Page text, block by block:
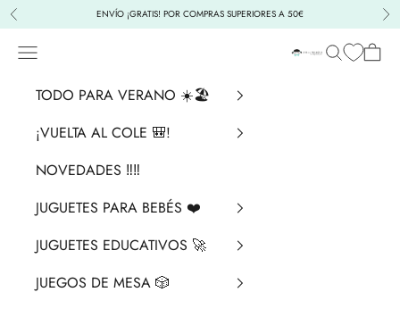
Ir al contenido
Anterior ENVÍO ¡GRATIS! POR COMPRAS SUPERIORES A 50€
La Chata
Menú BuscarCesta
TODO PARA VERANO ☀️🏖️
¡VUELTA AL COLE 🎒!
NOVEDADES ‼️​‼️​
JUGUETES PARA BEBÉS ❤️​
JUGUETES EDUCATIVOS 🚀
JUEGOS DE MESA 🎲